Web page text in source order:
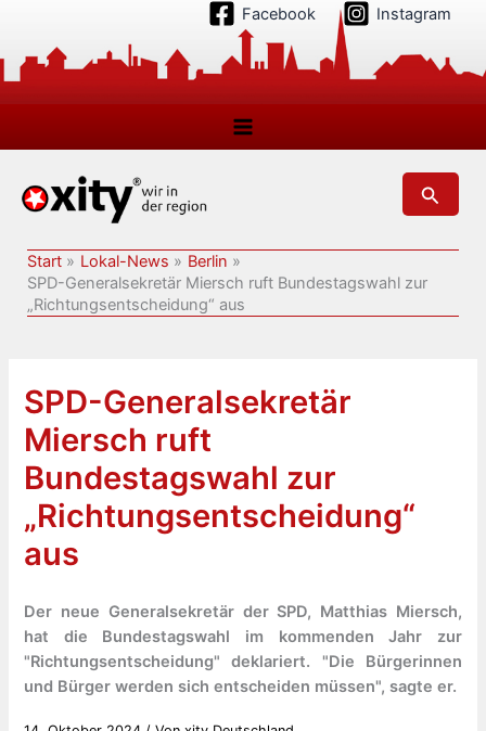
springen
Facebook Instagram
Suchen
Start Lokal-News
Berlin
SPD-Generalsekretär Miersch ruft Bundestagswahl zur
„Richtungsentscheidung“ aus
SPD-Generalsekretär
Miersch ruft
Bundestagswahl zur
„Richtungsentscheidung“
aus
Der neue Generalsekretär der SPD, Matthias Miersch,
hat die Bundestagswahl im kommenden Jahr zur
"Richtungsentscheidung" deklariert. "Die Bürgerinnen
und Bürger werden sich entscheiden müssen", sagte er.